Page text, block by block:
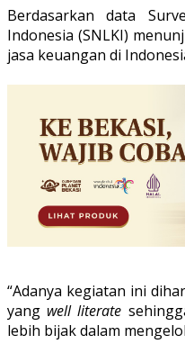
Berdasarkan data
Indonesia (SNLKI)
jasa keuangan di
“Adanya kegiatan ini
yang well literate
lebih bijak dalam